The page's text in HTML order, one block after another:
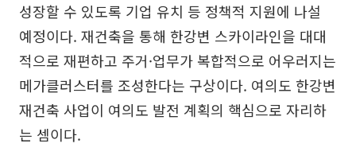
성장할 수 있도록 기업 유치 등 정책적 지원에 나설
예정이다. 재건축을 통해 한강변 스카이라인을 대대
적으로 재편하고 주거·업무가 복합적으로 어우러지는
메가클러스터를 조성한다는 구상이다. 여의도 한강변
재건축 사업이 여의도 발전 계획의 핵심으로 자리하
는 셈이다.